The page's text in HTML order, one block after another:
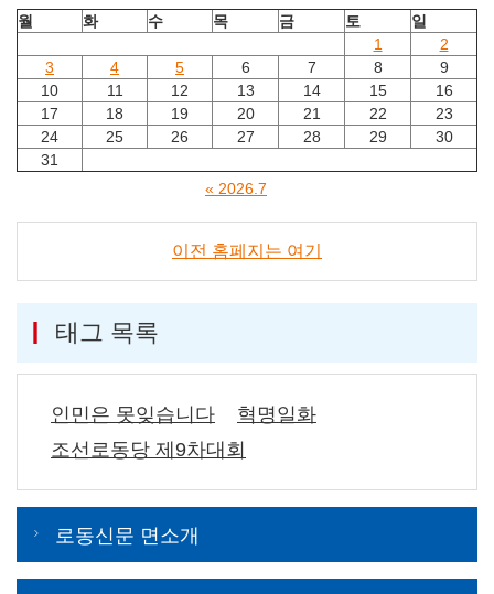
월
화 수 목 금 토
일
1
2
3
4 5 6 7 8
9
10
11 12 13 14 15
16
17
18 19 20 21 22
23
24
25 26 27 28 29
30
31
« 2026.7
이전 홈페지는 여기
태그 목록
인민은 못잊습니다
혁명일화
조선로동당 제9차대회
로동신문 면소개